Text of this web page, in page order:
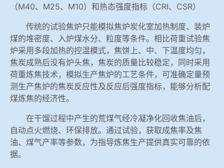
（M40、M25、M10）和热态强度指标（CRI、CSR）
传统的试验焦炉只能模拟焦炉炭化室加热制度、装炉
煤的堆密度、入炉煤水分、粒度等条件。相比荷重试验焦
炉采用多段加热的控温模式，焦饼上、中、下温度均匀，
焦炭成熟后没有炉头焦，焦炭的质量比较稳定，同时采用
荷重炼焦技术，模拟生产焦炉的工艺条件，可准确定量预
测生产焦炉的焦炭反应性及反应后强度指标，能够分析配
煤炼焦的经济性。
在干馏过程中产生的荒煤气经冷凝净化回收焦油后，
自动点火燃烧、环保排放。通过试验，获取成焦率及焦
油、煤气产率等参数，为指导炼焦生产提供真实可靠的依
据。